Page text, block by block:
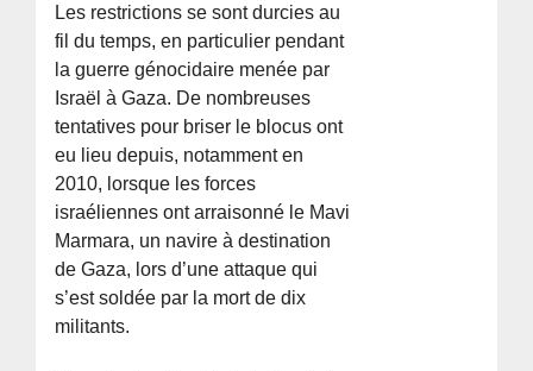
Les restrictions se sont durcies au
fil du temps, en particulier pendant
la guerre génocidaire menée par
Israël à Gaza. De nombreuses
tentatives pour briser le blocus ont
eu lieu depuis, notamment en
2010, lorsque les forces
israéliennes ont arraisonné le Mavi
Marmara, un navire à destination
de Gaza, lors d’une attaque qui
s’est soldée par la mort de dix
militants.